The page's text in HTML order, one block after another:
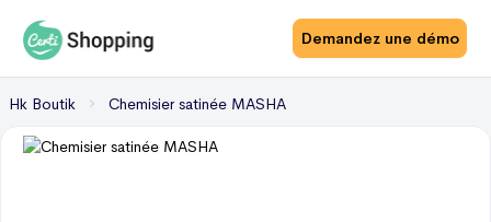
Demandez une démo
Hk Boutik Chemisier satinée MASHA